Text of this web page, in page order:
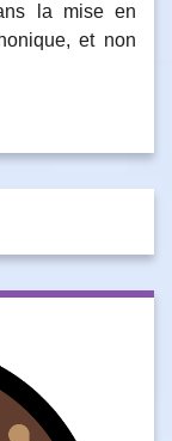
la mise en
et non